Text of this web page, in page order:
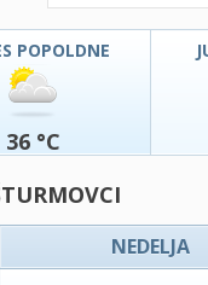
POPOLDNE
36 °C
NEDELJA